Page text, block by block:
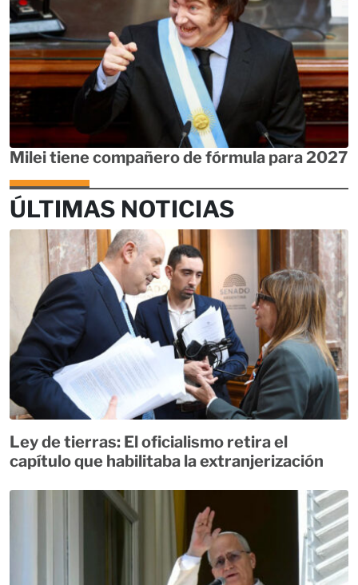
Milei tiene compañero de fórmula para 2027
ÚLTIMAS NOTICIAS
Ley de tierras: El oficialismo retira el
capítulo que habilitaba la extranjerización